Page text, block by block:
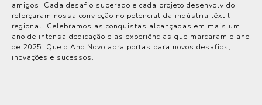
amigos. Cada desafio superado e cada projeto desenvolvido
reforçaram nossa convicção no potencial da indústria têxtil
regional. Celebramos as conquistas alcançadas em mais um
ano de intensa dedicação e as experiências que marcaram o ano
de 2025. Que o Ano Novo abra portas para novos desafios,
inovações e sucessos.